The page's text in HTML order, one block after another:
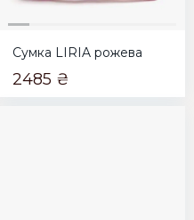
Сумка LIRIA рожева
2485 ₴